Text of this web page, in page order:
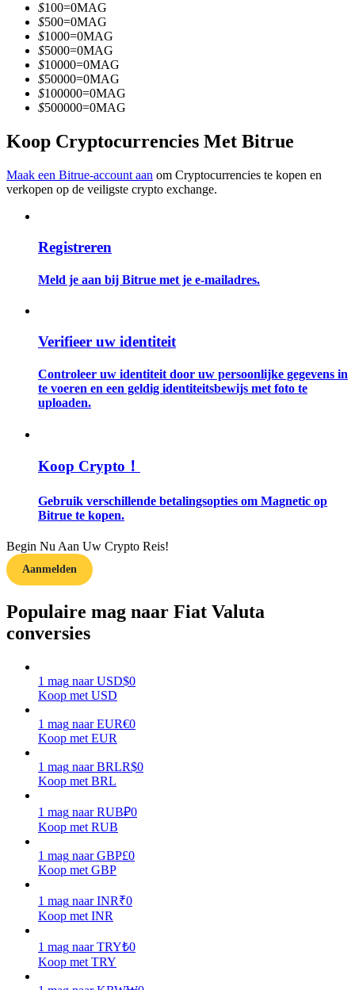
Big data-analyse inclusief handelsinformatie, enz.
Futures-startgids
Handelsstrategieën
Verdienen
Macht varkentje
Verdien dagelijks competitieve beloningen
$100=0MAG
$500=0MAG
$1000=0MAG
$5000=0MAG
$10000=0MAG
$50000=0MAG
$100000=0MAG
$500000=0MAG
Koop Cryptocurrencies Met Bitrue
Maak een Bitrue-account aan om Cryptocurrencies te kopen en
verkopen op de veiligste crypto exchange.
Registreren
Meld je aan bij Bitrue met je e-mailadres.
Verifieer uw identiteit
Controleer uw identiteit door uw persoonlijke gegevens in
te voeren en een geldig identiteitsbewijs met foto te
uploaden.
Koop Crypto！
Gebruik verschillende betalingsopties om Magnetic op
Bitrue te kopen.
Begin Nu Aan Uw Crypto Reis!
Aanmelden
Populaire mag naar Fiat Valuta
conversies
1 mag naar USD$0
Koop met USD
1 mag naar EUR€0
Koop met EUR
1 mag naar BRLR$0
Koop met BRL
1 mag naar RUB₽0
Koop met RUB
1 mag naar GBP£0
Koop met GBP
1 mag naar INR₹0
Koop met INR
1 mag naar TRY₺0
Koop met TRY